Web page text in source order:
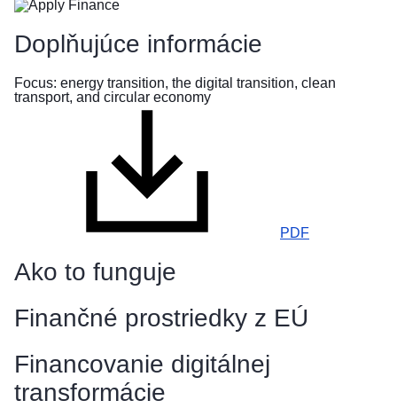
pre
Doplňujúce informácie
Focus: energy transition, the digital transition, clean
transport, and circular economy
PDF
Ako to funguje
Finančné prostriedky z EÚ
Financovanie digitálnej
transformácie